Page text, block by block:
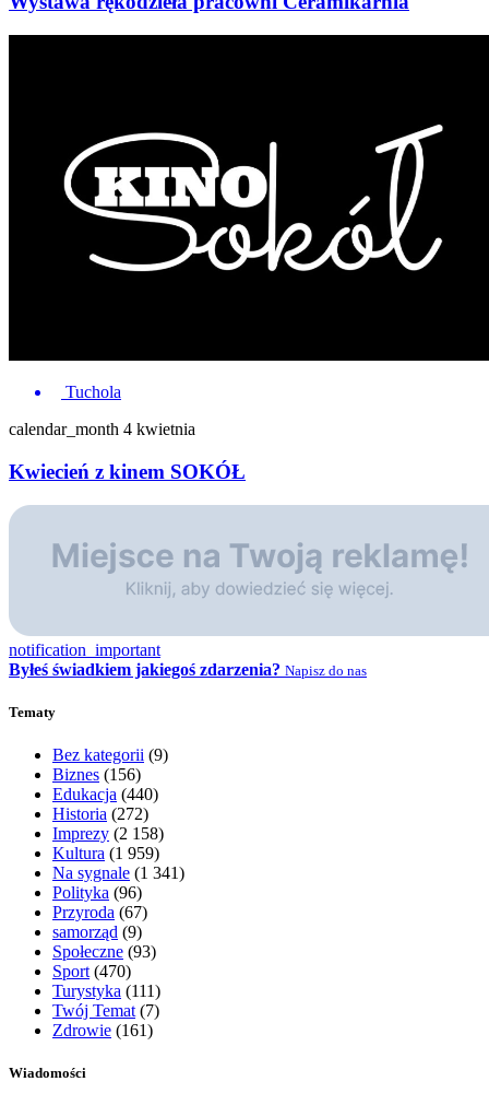
Tuchola
calendar_month 4 kwietnia
Kwiecień z kinem SOKÓŁ
notification_important
Byłeś świadkiem jakiegoś zdarzenia? Napisz do nas
Tematy
Bez kategorii (9)
Biznes (156)
Edukacja (440)
Historia (272)
Imprezy (2 158)
Kultura (1 959)
Na sygnale (1 341)
Polityka (96)
Przyroda (67)
samorząd (9)
Społeczne (93)
Sport (470)
Turystyka (111)
Twój Temat (7)
Zdrowie (161)
Wiadomości